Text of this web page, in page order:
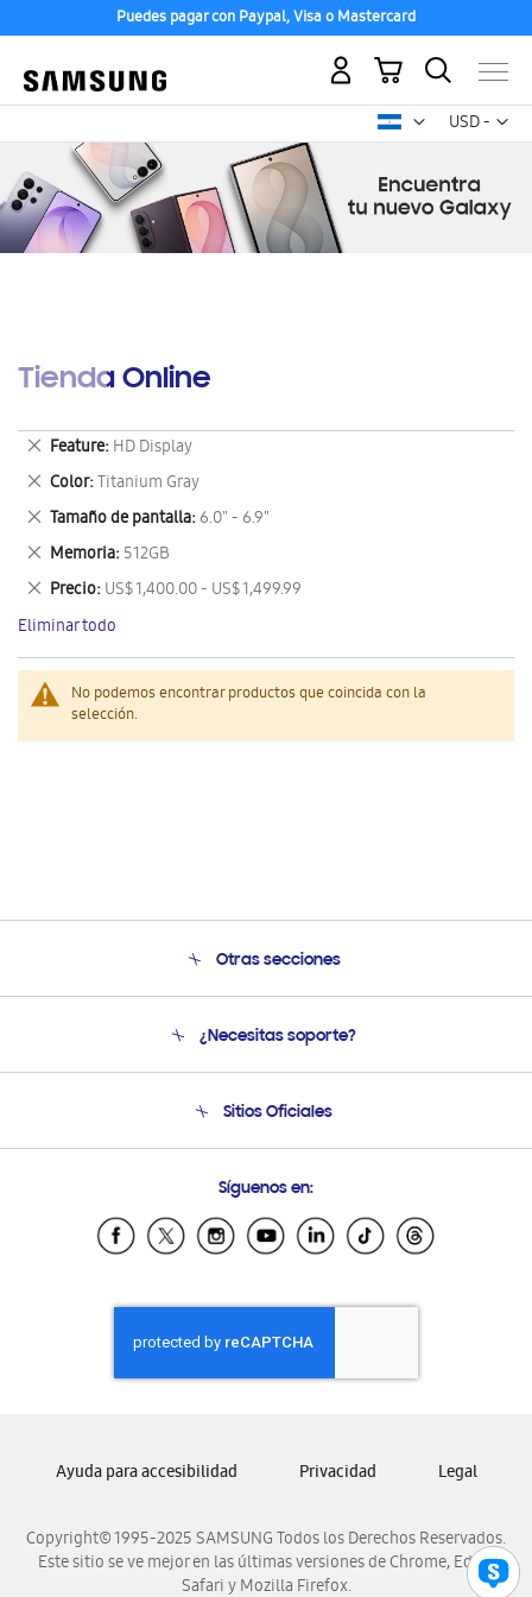
Puedes pagar con Paypal, Visa o Mastercard
USD -
dólar
Mi carrito
Tienda Online
No podemos encontrar productos que coincida con la
selección.
Feature HD Display
Eliminar
este
artículo
Color Titanium Gray
Eliminar
este
artículo
Tamaño de pantalla 6.0" - 6.9"
Eliminar
este
artículo
Memoria 512GB
Eliminar
este
artículo
Precio US$ 1,400.00 - US$ 1,499.99
Eliminar
este
artículo
Eliminar todo
Otras secciones
Soporte
¿Necesitas soporte?
Soporte vía eMail
Sitios Oficiales
Samsung Ecuador
Samsung El Salvador
Samsung Honduras
Samsung Nicaragua
Samsung Panamá
Samsung Venezuela
Síguenos en:
Copyright© 1995-2025 SAMSUNG Todos los Derechos Reservados.
Este sitio se ve mejor en las últimas versiones de Chrome, Edge,
Safari y Mozilla Firefox.
Ayuda para accesibilidad Privacidad Legal